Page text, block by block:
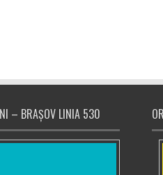
– BRAȘOV LINIA 530